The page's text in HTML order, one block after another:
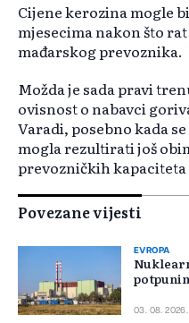
Cijene kerozina mogle
mjesecima nakon što
mađarskog prevoznika.
Možda je sada pravi
ovisnost o nabavci
Varadi, posebno kada
mogla rezultirati još
prevozničkih kapaciteta
Povezane vijesti
EVROPA
03. 08. 2026.